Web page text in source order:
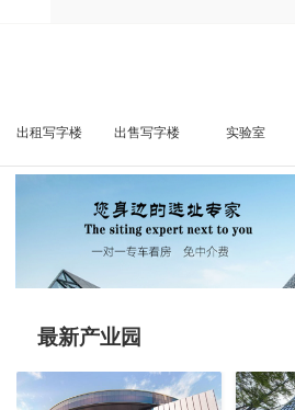
出租写字楼 出售写字楼 实验室
最新产业园